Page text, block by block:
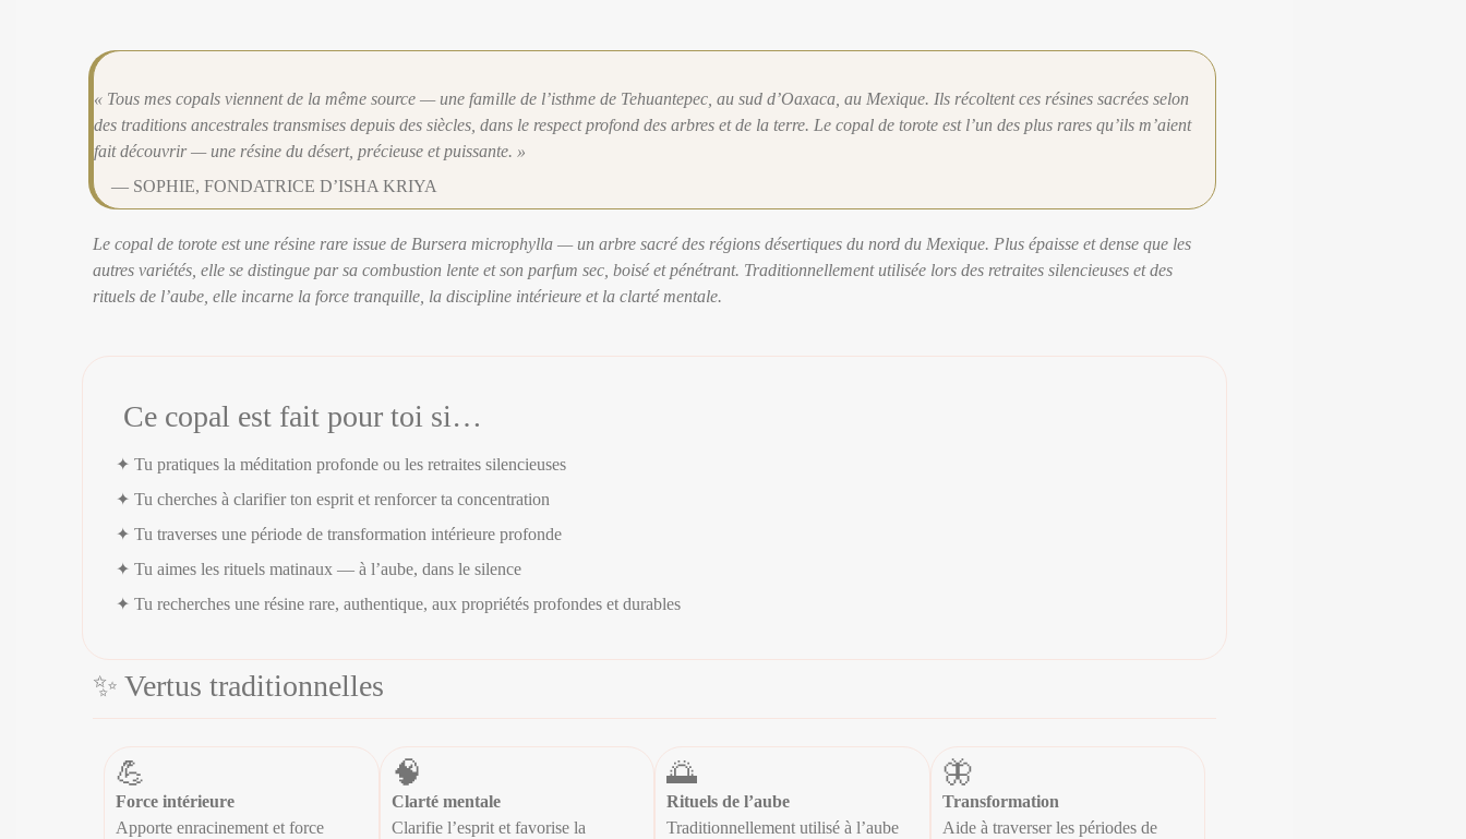
« Tous mes copals viennent de la même source — une famille de l’isthme de Tehuantepec, au sud d’Oaxaca, au Mexique. Ils récoltent ces résines sacrées selon
des traditions ancestrales transmises depuis des siècles, dans le respect profond des arbres et de la terre. Le copal de torote est l’un des plus rares qu’ils m’aient
fait découvrir — une résine du désert, précieuse et puissante. »
— SOPHIE, FONDATRICE D’ISHA KRIYA
Le copal de torote est une résine rare issue de Bursera microphylla — un arbre sacré des régions désertiques du nord du Mexique. Plus épaisse et dense que les
autres variétés, elle se distingue par sa combustion lente et son parfum sec, boisé et pénétrant. Traditionnellement utilisée lors des retraites silencieuses et des
rituels de l’aube, elle incarne la force tranquille, la discipline intérieure et la clarté mentale.
Ce copal est fait pour toi si…
✦ Tu pratiques la méditation profonde ou les retraites silencieuses
✦ Tu cherches à clarifier ton esprit et renforcer ta concentration
✦ Tu traverses une période de transformation intérieure profonde
✦ Tu aimes les rituels matinaux — à l’aube, dans le silence
✦ Tu recherches une résine rare, authentique, aux propriétés profondes et durables
✨ Vertus traditionnelles
💪
Force intérieure
Apporte enracinement et force
🧠
Clarté mentale
Clarifie l’esprit et favorise la
🌅
Rituels de l’aube
Traditionnellement utilisé à l’aube
🦋
Transformation
Aide à traverser les périodes de